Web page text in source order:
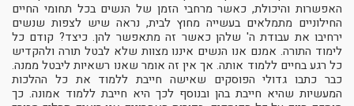
האפשרות והיכולת, כאשר מרחבי הזמן של הנשים בכל תחומי החיים
החילוניים מתמלאים בעשייה מחוץ לבית, נראה שיש לצפות שנשים
ירחיבו את עבודת ה' שלהן כאשר זה מתאפשר להן. כיצד? קודם כל
לימוד התורה. אמנם אנו הנשים איננו מצוות שלא לבטל תורה ולהקדיש
כל רגע בחיים ללמוד אותה. אך אין זה אומר שאנו רשאיות ליבטל ממנה.
כבר כתבו גדולי הפוסקים שאישה חייבת ללמוד את כל ההלכות
המעשיות שהיא חייבת בהן ובנוסף לכך היא חייבת ללמוד אמונה. כך